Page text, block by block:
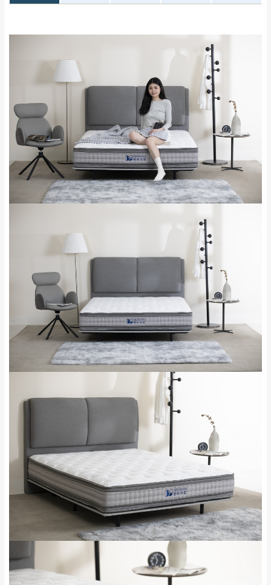
運送地 運送費用
偏遠地區
（請先線上詢問 LINE
→@dershin
桃園
費
＊A108產品另收運費
復興鄉
新竹
峨眉鄉、五峰鄉、
石鄉、寶山鄉山
區、新埔山區、芎
林山區、關西 玉山
台北 無
新北
雙溪、貢寮、烏
來、平溪、九份、
石門、林口 下福
林、福隆、淡水山
區、北投湖山路、
深坑山區
基隆
$ 9,000以上：免
運費
$ 9,000以下：
NT$500元
＊A108產品另收運費
基隆山區
$ 9,000以上：免
運費
$ 9,000以下：
霄山區、西湖、泰
由於品項繁多，網頁無法及時更新，如有需
要購買商品，請於出發前來電或到「官方
Line客服」來信確認商品是否有「現貨」與
若商品價格或庫存有異常，商家有權取消訂
單。
部分網路商品恕無法更改原設計或客製，敬請
見諒！
接單後二日內(不含例假日)，我們客服會與您
電話聯絡或E-Mail通知確認訂單。
下單前先詢問是否現貨
，若未詢問下單後無
現貨我們客服會再來電或E-Mail與您聯絡
（洽詢方式請搜尋 L
@dershin）
運送範圍：限定北至基隆，南至苗栗，偏遠
地區恕無法提供運送 (詳見運送規章)。
配送範圍：
苗栗至基隆；其它地區暫不開放，如因特殊
地型限制(山區、鄉、鎮、村)、樓梯太小、無
法搬運上樓等因素，導致無法配送，
保護物流人員的工作安全，賣家無提供吊掛
服務，若需以吊車或其他的吊掛方式吊運，
費用將由買方自行支付。
因大型傢俱有組裝、配送的問題，並非一般
快速到貨商品，無法指定特定時間送達，司
機當天到貨前皆會再與您通知，讓你不用整
天在家等貨，以節省您的寶貴時間。
由於百貨公司配送較為不易，故暫無法配送
至百貨公司內部。
依評論高至低排列
依評論低至高排列 只顯示附上圖片
只顯示附上評論